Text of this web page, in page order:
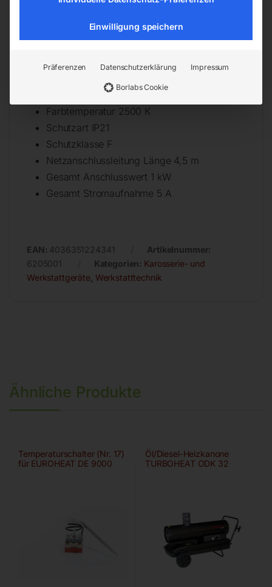
Temperatur 30 – 100° C
Leuchtmittel Leistung 1 kW
Leuchtmittel Anzahl 1 Stk.
Farbtemperatur 2500 K
Schutzart IP21
Schutzklasse F
Netzanschlussleitung Länge 4,5 m
Gesamt Anschlusswert 1 kW
Gesamt Stromaufnahme 5 A
EAN: 4036351224341
Artikelnummer:
6205001
Kategorien: Karosserie- und
Werkstattgeräte Werkstatttechnik
Ähnliche Produkte
Temperaturschalter (Nr. 17)
für EUROHEAT DE 9000
Öl/Diesel-Heizkanone
TURBOHEAT ODK 32
Einwilligung speichern
Präferenzen Datenschutzerklärung Impressum
Borlabs Cookie